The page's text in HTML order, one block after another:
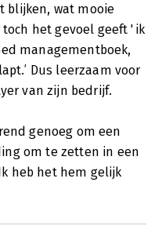
blijken, wat mooie
het gevoel geeft 'ik
managementboek,
Dus leerzaam voor
van zijn bedrijf.
genoeg om een
om te zetten in een
heb het hem gelijk